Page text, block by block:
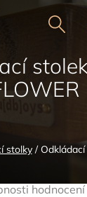
stolky /
hodnocení